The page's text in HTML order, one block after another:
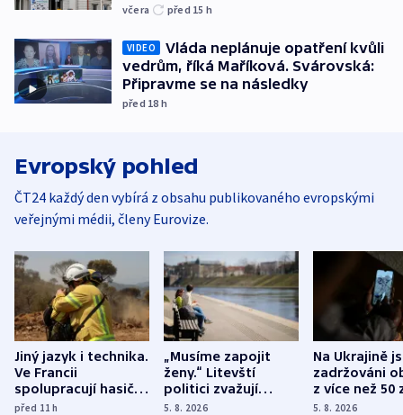
včera před 15 h
VIDEO
Vláda neplánuje opatření kvůli
vedrům, říká Maříková. Svárovská:
Připravme se na následky
před 18 h
Evropský pohled
ČT24 každý den vybírá z obsahu publikovaného evropskými
veřejnými médii, členy Eurovize.
Jiný jazyk i technika.
Ve Francii
spolupracují hasiči z
různých zemí
před 11h
„Musíme zapojit
ženy.“ Litevští
politici zvažují
dohodu o
5. 8. 2026
Na Ukrajině
zadržováni
z více než 50
Bojovali na
5. 8. 2026